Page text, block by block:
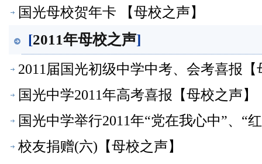
国光母校贺年卡 【母校之声】
[2011年母校之声]
2011届国光初级中学中考、会考喜报【
国光中学2011年高考喜报【母校之声】
国光中学举行2011年“党在我心中”、“
校友捐赠(六)【母校之声】